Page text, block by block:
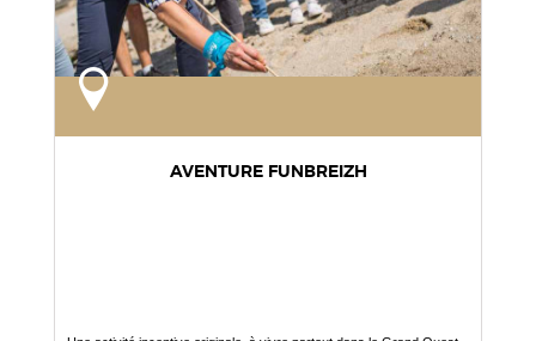
AVENTURE FUNBREIZH